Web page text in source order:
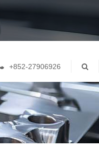
+852-27906926